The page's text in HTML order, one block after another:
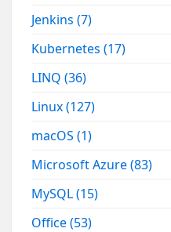
Jenkins(7)
Kubernetes(17)
LINQ(36)
Linux(127)
macOS(1)
Microsoft Azure(83)
MySQL(15)
Office(53)